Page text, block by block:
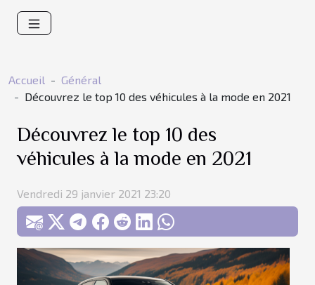
Accueil
Général
Découvrez le top 10 des véhicules à la mode en 2021
Découvrez le top 10 des
véhicules à la mode en 2021
Vendredi 29 janvier 2021 23:20